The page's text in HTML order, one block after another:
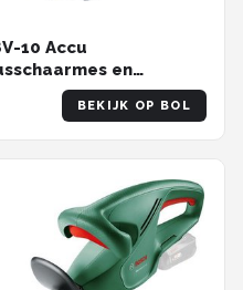
10 Accu
en
V accu en oplader
BEKIJK OP BOL